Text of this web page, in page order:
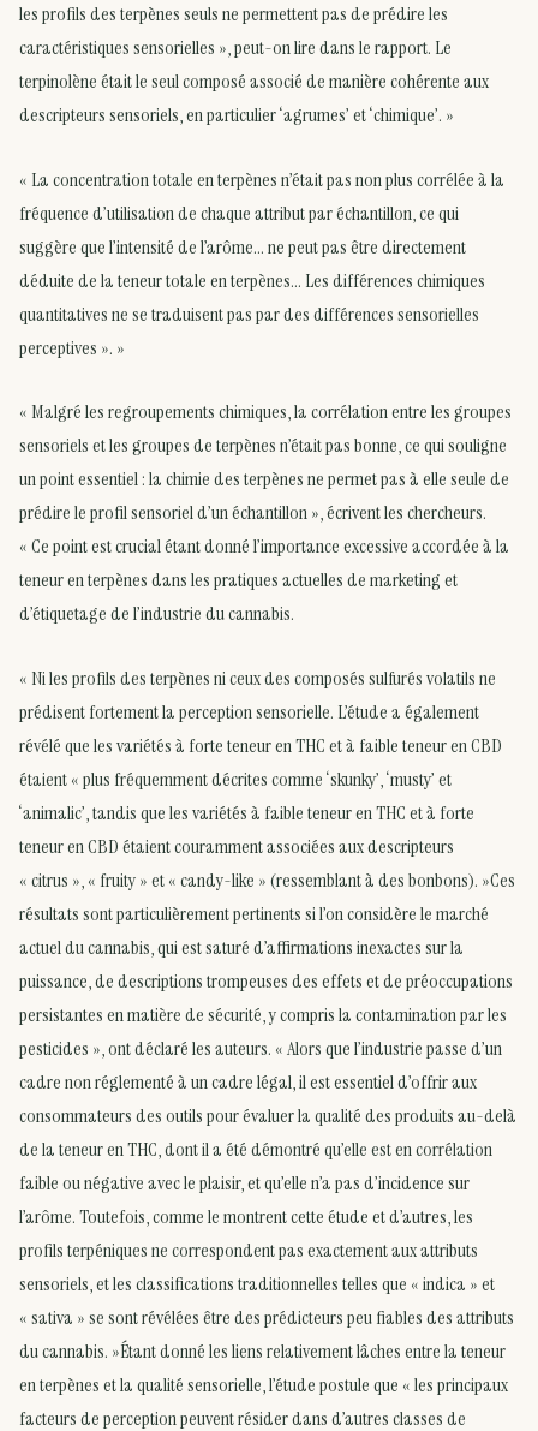
les profils des terpènes seuls ne permettent pas de prédire les
caractéristiques sensorielles », peut-on lire dans le rapport. Le
terpinolène était le seul composé associé de manière cohérente aux
descripteurs sensoriels, en particulier ‘agrumes’ et ‘chimique’. »
« La concentration totale en terpènes n’était pas non plus corrélée à la
fréquence d’utilisation de chaque attribut par échantillon, ce qui
suggère que l’intensité de l’arôme… ne peut pas être directement
déduite de la teneur totale en terpènes… Les différences chimiques
quantitatives ne se traduisent pas par des différences sensorielles
perceptives ». »
« Malgré les regroupements chimiques, la corrélation entre les groupes
sensoriels et les groupes de terpènes n’était pas bonne, ce qui souligne
un point essentiel : la chimie des terpènes ne permet pas à elle seule de
prédire le profil sensoriel d’un échantillon », écrivent les chercheurs.
« Ce point est crucial étant donné l’importance excessive accordée à la
teneur en terpènes dans les pratiques actuelles de marketing et
d’étiquetage de l’industrie du cannabis.
« Ni les profils des terpènes ni ceux des composés sulfurés volatils ne
prédisent fortement la perception sensorielle. L’étude a également
révélé que les variétés à forte teneur en THC et à faible teneur en CBD
étaient « plus fréquemment décrites comme ‘skunky’, ‘musty’ et
‘animalic’, tandis que les variétés à faible teneur en THC et à forte
teneur en CBD étaient couramment associées aux descripteurs
« citrus », « fruity » et « candy-like » (ressemblant à des bonbons). »Ces
résultats sont particulièrement pertinents si l’on considère le marché
actuel du cannabis, qui est saturé d’affirmations inexactes sur la
puissance, de descriptions trompeuses des effets et de préoccupations
persistantes en matière de sécurité, y compris la contamination par les
pesticides », ont déclaré les auteurs. « Alors que l’industrie passe d’un
cadre non réglementé à un cadre légal, il est essentiel d’offrir aux
consommateurs des outils pour évaluer la qualité des produits au-delà
de la teneur en THC, dont il a été démontré qu’elle est en corrélation
faible ou négative avec le plaisir, et qu’elle n’a pas d’incidence sur
l’arôme. Toutefois, comme le montrent cette étude et d’autres, les
profils terpéniques ne correspondent pas exactement aux attributs
sensoriels, et les classifications traditionnelles telles que « indica » et
« sativa » se sont révélées être des prédicteurs peu fiables des attributs
du cannabis. »Étant donné les liens relativement lâches entre la teneur
en terpènes et la qualité sensorielle, l’étude postule que « les principaux
facteurs de perception peuvent résider dans d’autres classes de